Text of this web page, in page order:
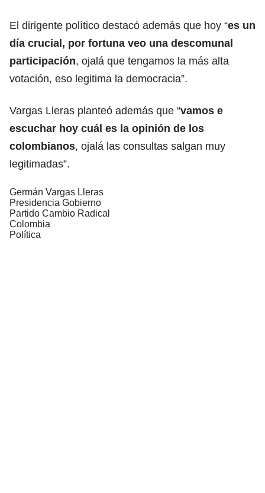
El dirigente político destacó además que hoy “es un
día crucial, por fortuna veo una descomunal
participación, ojalá que tengamos la más alta
votación, eso legitima la democracia”.
Vargas Lleras planteó además que “vamos e
escuchar hoy cuál es la opinión de los
colombianos, ojalá las consultas salgan muy
legitimadas”.
Germán Vargas Lleras
Presidencia Gobierno
Partido Cambio Radical
Colombia
Política